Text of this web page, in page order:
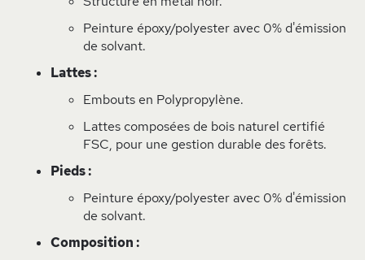
Peinture époxy/polyester avec 0% d'émission
de solvant.
Lattes :
Embouts en Polypropylène.
Lattes composées de bois naturel certifié
FSC, pour une gestion durable des forêts.
Pieds :
Peinture époxy/polyester avec 0% d'émission
de solvant.
Composition :